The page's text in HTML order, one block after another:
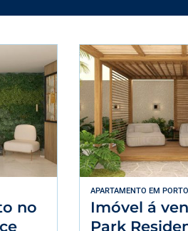
no
APARTAMENTO EM
Imóvel á
Park